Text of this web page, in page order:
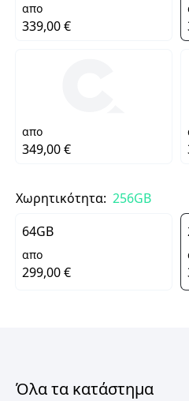
απο
339,00 €
απο
349,00 €
Χωρητικότητα: 256GB
64GB
απο
299,00 €
Όλα τα κατάστημα